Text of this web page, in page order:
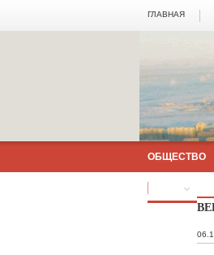
ГЛАВНАЯ
ОБЩЕСТВО